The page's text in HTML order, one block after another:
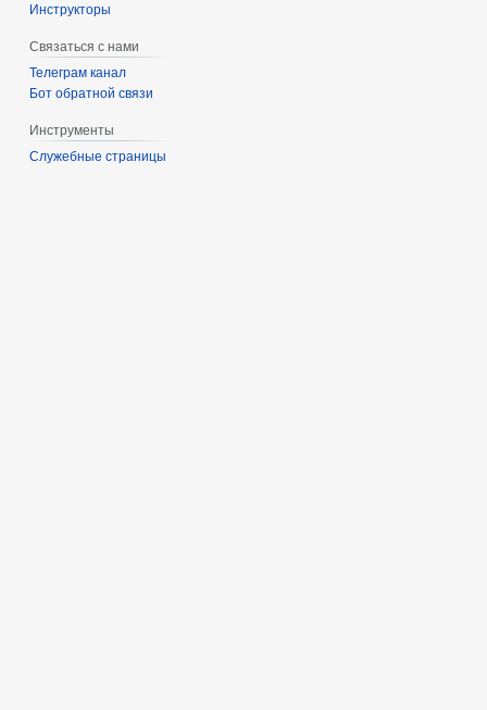
Инструкторы
Связаться с нами
Телеграм канал
Бот обратной связи
Инструменты
Служебные страницы